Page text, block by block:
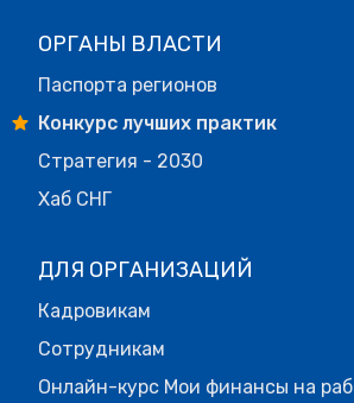
ОРГАНЫ ВЛАСТИ
Паспорта регионов
Конкурс лучших практик
Стратегия - 2030
Хаб СНГ
ДЛЯ ОРГАНИЗАЦИЙ
Кадровикам
Сотрудникам
Онлайн-курс Мои финансы на